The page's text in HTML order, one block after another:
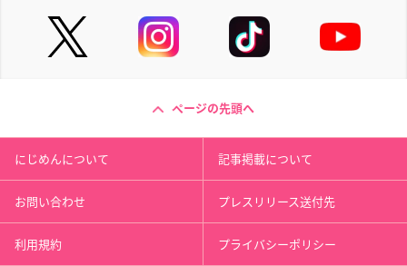
ページの先頭へ
にじめんについて 記事掲載について
お問い合わせ プレスリリース送付先
利用規約 プライバシーポリシー